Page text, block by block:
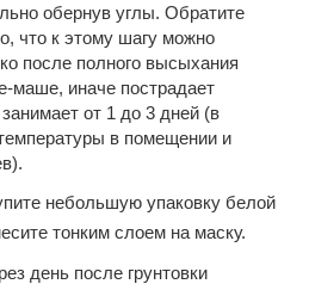
обернув углы. Обратите
что к этому шагу можно
после полного высыхания
маше, иначе пострадает
от 1 до 3 дней (в
в помещении и
небольшую упаковку белой
тонким слоем на маску.
день после грунтовки